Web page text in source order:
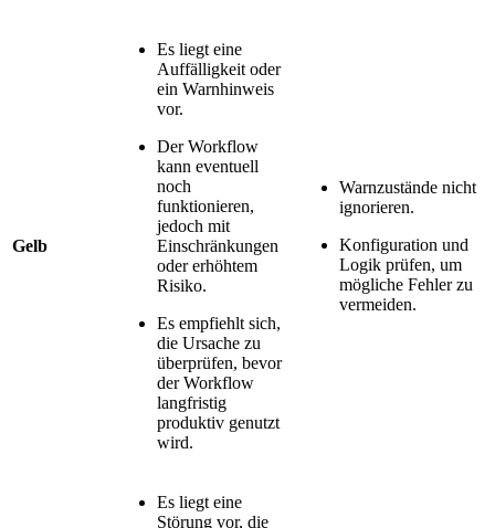
Gelb
Es liegt eine
Auffälligkeit oder
ein Warnhinweis
vor.
Der Workflow
kann eventuell
noch
funktionieren,
jedoch mit
Einschränkungen
oder erhöhtem
Risiko.
Es empfiehlt sich,
die Ursache zu
überprüfen, bevor
der Workflow
langfristig
produktiv genutzt
wird.
Warnzustände nicht
ignorieren.
Konfiguration und
Logik prüfen, um
mögliche Fehler zu
vermeiden.
Es liegt eine
Störung vor, die